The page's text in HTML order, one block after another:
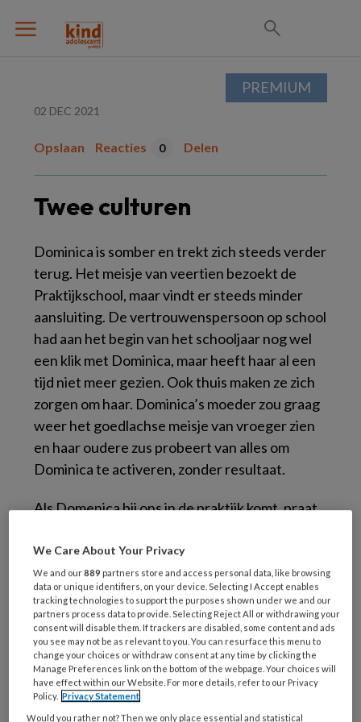
02 DEC 2021
Opslaan Reacties 0 Delen
Twee culturen
Dominica is somber en trekt zich steeds verder
terug. Het meisje van veertien bezoekt de
Praktijkschool, maar vindt er steeds minder
aansluiting. De vertrouwenspersoon op school
had aan het begin van het schooljaar nog wel
een klik met Dominica, maar heeft haar al een
tijd niet meer gezien. Ook thuis maken ze zich
zorgen om haar. Dominica’s moeder zou graag
weer het goedlachse meisje van vroeger zien
en haar oudere zus probeert van alles om
Dominica te activeren, zonder resultaat.
Als Domenica bij ons in de praktijk komt, praat
vertelt dat haar oudere broer en zus in
Colombia zijn geboren. Ze konden daar niet
blijven wonen en verhuisden met hun ouders
naar Nederland, waar Dominica werd geboren.
Ze kan het dialect van haar familie wel
verstaan, maar niet spreken. Haar moeder
verstaat Nederlands, maar spreekt het niet.
Dominica heeft het gevoel anders te zijn dan
PREMIUM
We Care About Your Privacy
We and our889 partners store and access personal data, like browsing
data or unique identifiers, on your device. Selecting I Accept enables
tracking technologies to support the purposes shown under we and our
partners process data to provide. Selecting Reject All or withdrawing your
consent will disable them. If trackers are disabled, some content and ads
you see may not be as relevant to you. You can resurface this menu to
change your choices or withdraw consent at any time by clicking the
Manage Preferences link on the bottom of the webpage. Your choices will
have effect within our Website. For more details, refer to our Privacy
Policy. Privacy Statement
Would you rather not? Then we only place essential and statistical